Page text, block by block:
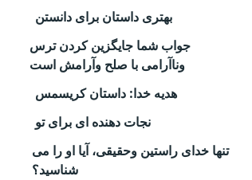
بهتری داستان برای دانستن
جواب شما جایگزین کردن ترس
وناآرامی با صلح وآرامش است
هدیه خدا: داستان کریسمس
نجات دهنده ای برای تو
تنها خدای راستین وحقیقی، آیا او را می
شناسید؟